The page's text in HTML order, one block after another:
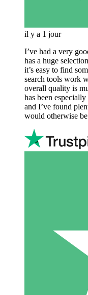
il y a 1 jour
I’ve had a very
has a huge
it’s easy to find
search tools work
overall quality is
has been
and I’ve found
would otherwise